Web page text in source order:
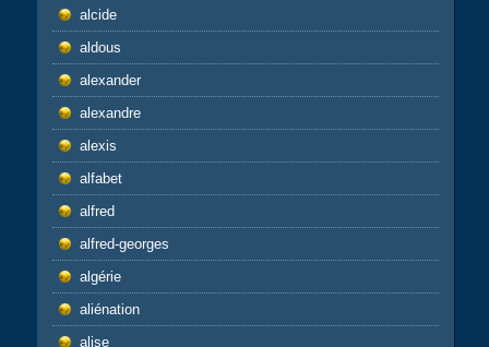
alcide
aldous
alexander
alexandre
alexis
alfabet
alfred
alfred-georges
algérie
aliénation
alise